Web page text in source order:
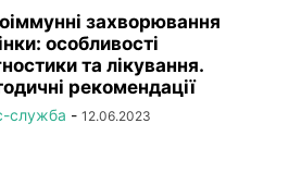
захворювання
особливості
та лікування.
рекомендації
служба - 12.06.2023